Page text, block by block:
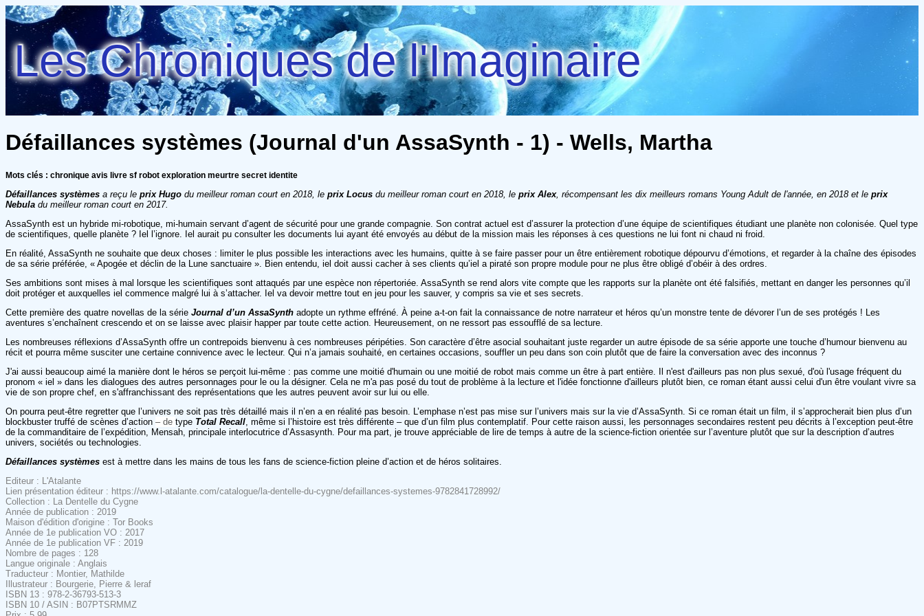
Les Chroniques de l'Imaginaire
Défaillances systèmes (Journal d'un AssaSynth - 1) - Wells, Martha
Mots clés : chronique avis livre sf robot exploration meurtre secret identite
Défaillances systèmes a reçu le prix Hugo du meilleur roman court en 2018, le prix Locus du meilleur roman court en 2018, le prix Alex, récompensant les dix meilleurs romans Young Adult de l'année, en 2018 et le prix
Nebula du meilleur roman court en 2017.
AssaSynth est un hybride mi-robotique, mi-humain servant d’agent de sécurité pour une grande compagnie. Son contrat actuel est d’assurer la protection d’une équipe de scientifiques étudiant une planète non colonisée. Quel type
de scientifiques, quelle planète ? Iel l’ignore. Iel aurait pu consulter les documents lui ayant été envoyés au début de la mission mais les réponses à ces questions ne lui font ni chaud ni froid.
En réalité, AssaSynth ne souhaite que deux choses : limiter le plus possible les interactions avec les humains, quitte à se faire passer pour un être entièrement robotique dépourvu d’émotions, et regarder à la chaîne des épisodes
de sa série préférée, « Apogée et déclin de la Lune sanctuaire ». Bien entendu, iel doit aussi cacher à ses clients qu’iel a piraté son propre module pour ne plus être obligé d’obéir à des ordres.
Ses ambitions sont mises à mal lorsque les scientifiques sont attaqués par une espèce non répertoriée. AssaSynth se rend alors vite compte que les rapports sur la planète ont été falsifiés, mettant en danger les personnes qu’il
doit protéger et auxquelles iel commence malgré lui à s’attacher. Iel va devoir mettre tout en jeu pour les sauver, y compris sa vie et ses secrets.
Cette première des quatre novellas de la série Journal d’un AssaSynth adopte un rythme effréné. À peine a-t-on fait la connaissance de notre narrateur et héros qu’un monstre tente de dévorer l’un de ses protégés ! Les
aventures s’enchaînent crescendo et on se laisse avec plaisir happer par toute cette action. Heureusement, on ne ressort pas essoufflé de sa lecture.
Les nombreuses réflexions d’AssaSynth offre un contrepoids bienvenu à ces nombreuses péripéties. Son caractère d’être asocial souhaitant juste regarder un autre épisode de sa série apporte une touche d’humour bienvenu au
récit et pourra même susciter une certaine connivence avec le lecteur. Qui n’a jamais souhaité, en certaines occasions, souffler un peu dans son coin plutôt que de faire la conversation avec des inconnus ?
J'ai aussi beaucoup aimé la manière dont le héros se perçoit lui-même : pas comme une moitié d'humain ou une moitié de robot mais comme un être à part entière. Il n'est d'ailleurs pas non plus sexué, d'où l'usage fréquent du
pronom « iel » dans les dialogues des autres personnages pour le ou la désigner. Cela ne m'a pas posé du tout de problème à la lecture et l'idée fonctionne d'ailleurs plutôt bien, ce roman étant aussi celui d'un être voulant vivre sa
vie de son propre chef, en s'affranchissant des représentations que les autres peuvent avoir sur lui ou elle.
On pourra peut-être regretter que l’univers ne soit pas très détaillé mais il n’en a en réalité pas besoin. L’emphase n’est pas mise sur l’univers mais sur la vie d’AssaSynth. Si ce roman était un film, il s’approcherait bien plus d’un
blockbuster truffé de scènes d’action –de type Total Recall , même si l’histoire est très différente – que d’un film plus contemplatif. Pour cette raison aussi, les personnages secondaires restent peu décrits à l’exception peut-être
de la commanditaire de l’expédition, Mensah, principale interlocutrice d’Assasynth. Pour ma part, je trouve appréciable de lire de temps à autre de la science-fiction orientée sur l’aventure plutôt que sur la description d’autres
univers, sociétés ou technologies.
Défaillances systèmes est à mettre dans les mains de tous les fans de science-fiction pleine d’action et de héros solitaires.
Editeur : L'Atalante
Lien présentation éditeur : https://www.l-atalante.com/catalogue/la-dentelle-du-cygne/defaillances-systemes-9782841728992/
Collection : La Dentelle du Cygne
Année de publication : 2019
Maison d'édition d'origine : Tor Books
Année de 1e publication VO : 2017
Année de 1e publication VF : 2019
Nombre de pages : 128
Langue originale : Anglais
Traducteur : Montier, Mathilde
Illustrateur : Bourgerie, Pierre & leraf
ISBN 13 : 978-2-36793-513-3
ISBN 10 / ASIN : B07PTSRMMZ